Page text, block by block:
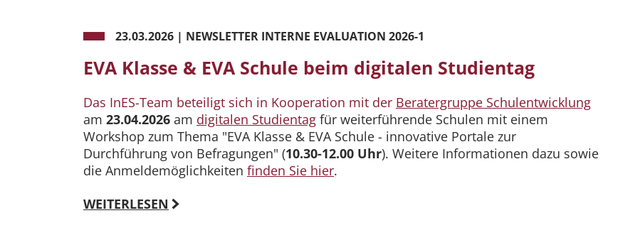
23.03.2026 | NEWSLETTER INTERNE EVALUATION 2026-1
EVA Klasse & EVA Schule beim digitalen Studientag
Das InES-Team beteiligt sich in Kooperation mit der Beratergruppe Schulentwicklung
am 23.04.2026 am digitalen Studientag für weiterführende Schulen mit einem
Workshop zum Thema "EVA Klasse & EVA Schule - innovative Portale zur
Durchführung von Befragungen" (10.30-12.00 Uhr). Weitere Informationen dazu sowie
die Anmeldemöglichkeiten finden Sie hier.
WEITERLESEN